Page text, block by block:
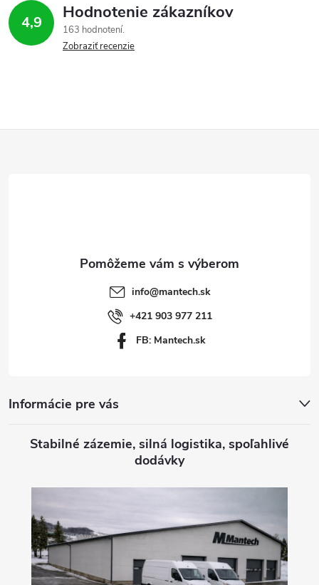
4,9 Hodnotenie zákazníkov
163 hodnotení
Zobraziť recenzie
info@mantech.sk
+421 903 977 211
FB: Mantech.sk
Informácie pre vás
Stabilné zázemie, silná logistika, spoľahlivé
dodávky